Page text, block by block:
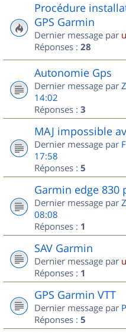
Procédure
GPS Garmin
Dernier message par
Réponses : 28
Autonomie Gps
Dernier message par
14:02
Réponses : 3
MAJ impossible
Dernier message par
17:58
Réponses : 5
Garmin edge 830
Dernier message par
08:08
Réponses : 1
SAV Garmin
Dernier message par
Réponses : 1
GPS Garmin VTT
Dernier message par
Réponses : 5